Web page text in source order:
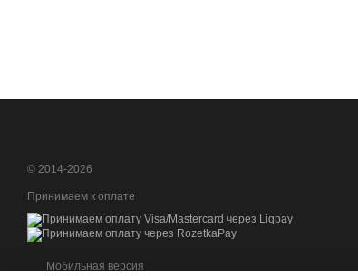
© 2014-2026
Принимаем к оплате
Мобильная версия